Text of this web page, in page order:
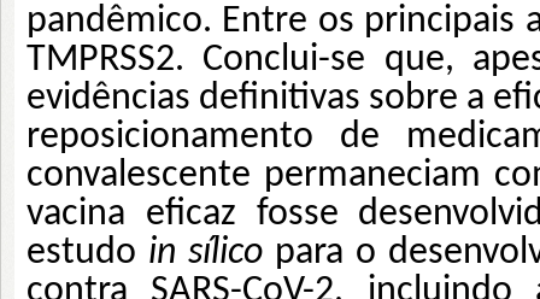
pandêmico. Entre os principais
TMPRSS2. Conclui-se que,
evidências definitivas sobre a
reposicionamento de
convalescente permaneciam
vacina eficaz fosse
estudo in sílico para o